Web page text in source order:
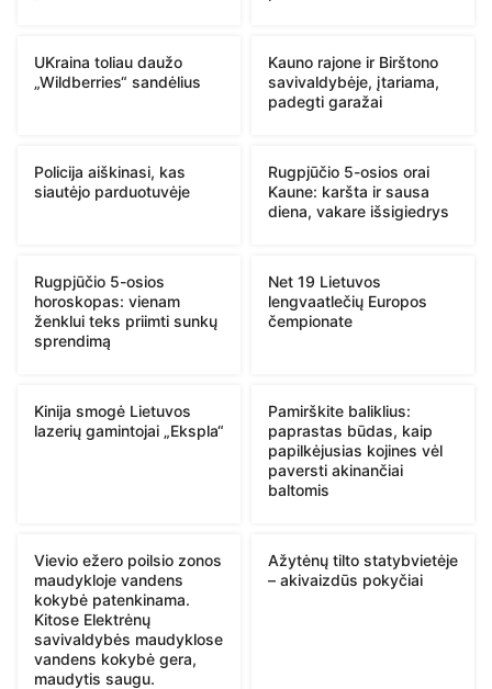
UKraina toliau daužo
„Wildberries“ sandėlius
Kauno rajone ir Birštono
savivaldybėje, įtariama,
padegti garažai
Policija aiškinasi, kas
siautėjo parduotuvėje
Rugpjūčio 5-osios orai
Kaune: karšta ir sausa
diena, vakare išsigiedrys
Rugpjūčio 5-osios
horoskopas: vienam
ženklui teks priimti sunkų
sprendimą
Net 19 Lietuvos
lengvaatlečių Europos
čempionate
Kinija smogė Lietuvos
lazerių gamintojai „Ekspla“
Pamirškite baliklius:
paprastas būdas, kaip
papilkėjusias kojines vėl
paversti akinančiai
baltomis
Vievio ežero poilsio zonos
maudykloje vandens
kokybė patenkinama.
Kitose Elektrėnų
savivaldybės maudyklose
vandens kokybė gera,
maudytis saugu.
Ažytėnų tilto statybvietėje
– akivaizdūs pokyčiai